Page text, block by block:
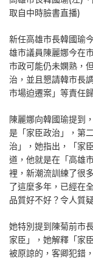
取自中時臉書直播)
新任高雄市長韓國瑜
雄市議員陳麗娜今在
市政可能仍未嫻熟，
治，並且懇請韓市長
市場迫遷案」等責任
陳麗娜向韓國瑜提到
是「家臣政治」，第
治」，她指出，「家
道，他就是在「高雄
裡，新潮流訓練了很
了這麼多年，已經在
品質好不好？令人質
她特別提到陳菊前市
家臣」，她解釋「家
被原諒的，客卿犯錯